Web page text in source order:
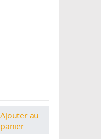
Ajouter au
panier